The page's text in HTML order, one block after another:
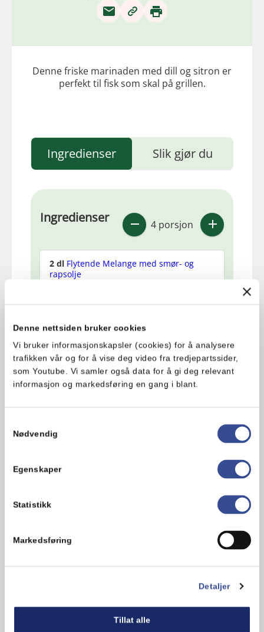
Denne nettsiden bruker cookies
Vi bruker informasjonskapsler (cookies) for å analysere
trafikken vår og for å vise deg video fra tredjepartssider,
som Youtube. Vi samler også data for å gi deg relevant
informasjon og markedsføring en gang i blant.
Nødvendig
Egenskaper
Statistikk
Markedsføring
Detaljer
Tillat alle
Denne friske marinaden med dill og sitron er
perfekt til fisk som skal på grillen.
Ingredienser Slik gjør du
Ingredienser 4 porsjon
2 dl Flytende Melange med smør- og
rapsolje
0.5tssort pepper
0.5stk sitron
Slik gjør du
1. Bland sammen flytende Melange, et
marinaden over fisken, både før og